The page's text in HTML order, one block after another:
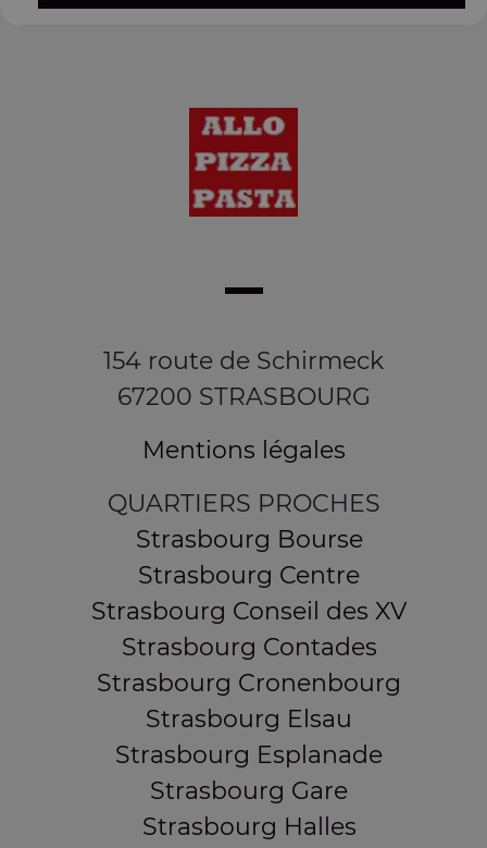
154 route de Schirmeck
67200 STRASBOURG
Mentions légales
QUARTIERS PROCHES
Strasbourg Bourse
Strasbourg Centre
Strasbourg Conseil des XV
Strasbourg Contades
Strasbourg Cronenbourg
Strasbourg Elsau
Strasbourg Esplanade
Strasbourg Gare
Strasbourg Halles